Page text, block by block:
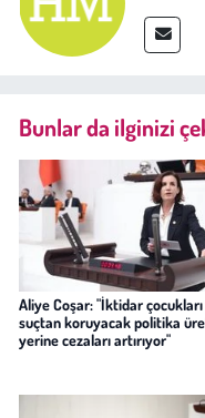
Bunlar da ilginizi
Aliye Coşar: "İktidar çocukları
suçtan koruyacak politika
yerine cezaları artırıyor"